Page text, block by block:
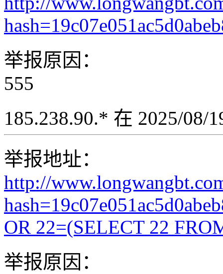
举报原因：
555
185.238.90.* 在 2025/08/
举报地址：
http://
OR 22=(SELECT 22
举报原因：